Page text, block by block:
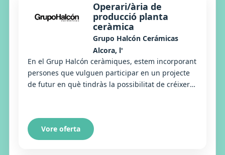
Operari/ària de
producció planta
ceràmica
Grupo Halcón Cerámicas
Alcora, l'
En el Grup Halcón ceràmiques, estem incorporant
persones que vulguen participar en un projecte
de futur en què tindràs la possibilitat de créixer
Vore oferta